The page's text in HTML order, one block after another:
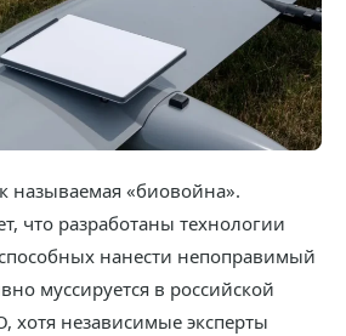
называемая «биовойна».
что разработаны технологии
нанести непоправимый
муссируется в российской
хотя независимые эксперты